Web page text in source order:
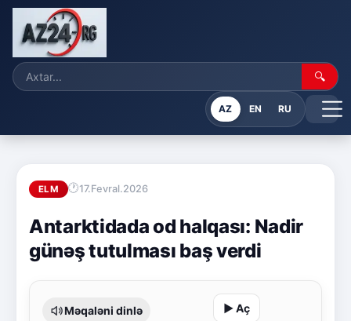
🔍
AZ EN RU
ELM 17.Fevral.2026
Antarktidada od halqası: Nadir
günəş tutulması baş verdi
Məqaləni dinlə ▶ Aç